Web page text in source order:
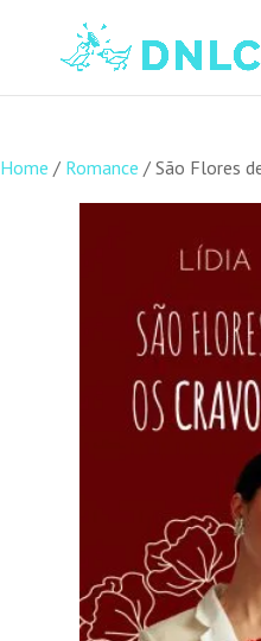
Home / Romance / São Flores